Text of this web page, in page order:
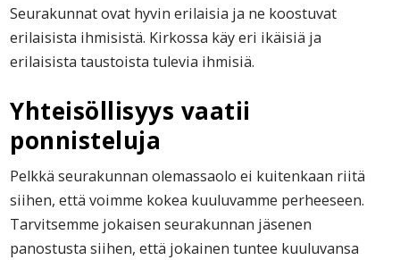
Seurakunnat ovat hyvin erilaisia ja ne koostuvat
erilaisista ihmisistä. Kirkossa käy eri ikäisiä ja
erilaisista taustoista tulevia ihmisiä.
Yhteisöllisyys vaatii
ponnisteluja
Pelkkä seurakunnan olemassaolo ei kuitenkaan riitä
siihen, että voimme kokea kuuluvamme perheeseen.
Tarvitsemme jokaisen seurakunnan jäsenen
panostusta siihen, että jokainen tuntee kuuluvansa